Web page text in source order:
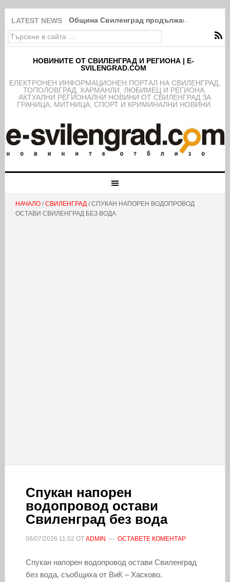
LATEST NEWS Община Свиленград продължава
НОВИНИТЕ ОТ СВИЛЕНГРАД И РЕГИОНА | E-
SVILENGRAD.COM
EЛЕКТРОНЕН ИНФОРМАЦИОНЕН ПОРТАЛ НА СВИЛЕНГРАД,
ТОПОЛОВГРАД, ХАРМАНЛИ, ЛЮБИМЕЦ И РЕГИОНА.
АКТУАЛНИ РЕГИОНАЛНИ НОВИНИ ОТ СВИЛЕНГРАД ЗА
ГРАНИЦА, МИТНИЦА, СПОРТ И КРИМИНАЛНИ НОВИНИ.
НАЧАЛО/СВИЛЕНГРАД/ СПУКАН НАПОРЕН ВОДОПРОВОД
ОСТАВИ СВИЛЕНГРАД БЕЗ ВОДА
Спукан напорен
водопровод остави
Свиленград без вода
06/07/2026 11:02 ОТ ADMIN ОСТАВЕТЕ КОМЕНТАР
Спукан напорен водопровод остави Свиленград
без вода, съобщиха от ВиК – Хасково.